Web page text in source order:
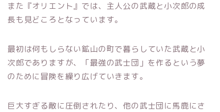
また『オリエント』では、主人公の武蔵と小次郎の成
長も見どころとなっています。
最初は何もしらない鉱山の町で暮らしていた武蔵と小
次郎でありますが、「最強の武士団」を作るという夢
のために冒険を繰り広げていきます。
巨大すぎる敵に圧倒されたり、他の武士団に馬鹿にさ